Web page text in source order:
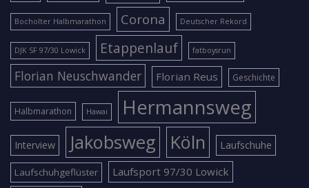
Bocholter Halbmarathon Corona Deutscher Rekord
DJK SF 97/30 Lowick Etappenlauf fatboysrun
Florian Neuschwander Florian Reus Geschichte
Halbmarathon Hawai Hermannsweg
Interview Jakobsweg Köln Laufschuhe
Laufschuhgeflüster Laufsport 97/30 Lowick